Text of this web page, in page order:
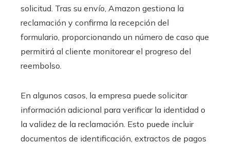
solicitud. Tras su envío, Amazon gestiona la
reclamación y confirma la recepción del
formulario, proporcionando un número de caso que
permitirá al cliente monitorear el progreso del
reembolso.
En algunos casos, la empresa puede solicitar
información adicional para verificar la identidad o
la validez de la reclamación. Esto puede incluir
documentos de identificación, extractos de pagos